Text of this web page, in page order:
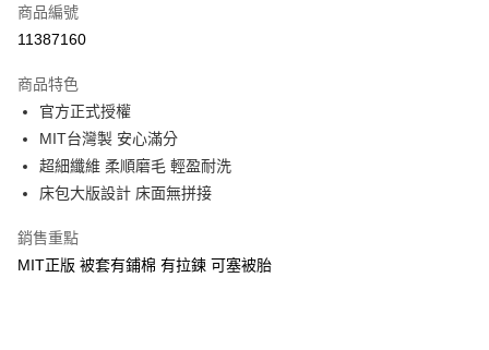
超商取貨付款
Apple Pay
街口支付
悠遊付
Google Pay
ATM付款
商品編號
11387160
商品特色
官方正式授權
MIT台灣製 安心滿分
超細纖維 柔順磨毛 輕盈耐洗
床包大版設計 床面無拼接
銷售重點
MIT正版 被套有鋪棉 有拉鍊 可塞被胎